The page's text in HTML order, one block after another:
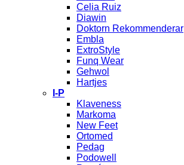
Celia Ruiz
Diawin
Doktorn Rekommenderar
Embla
ExtroStyle
Funq Wear
Gehwol
Hartjes
I-P
Klaveness
Markoma
New Feet
Ortomed
Pedag
Podowell